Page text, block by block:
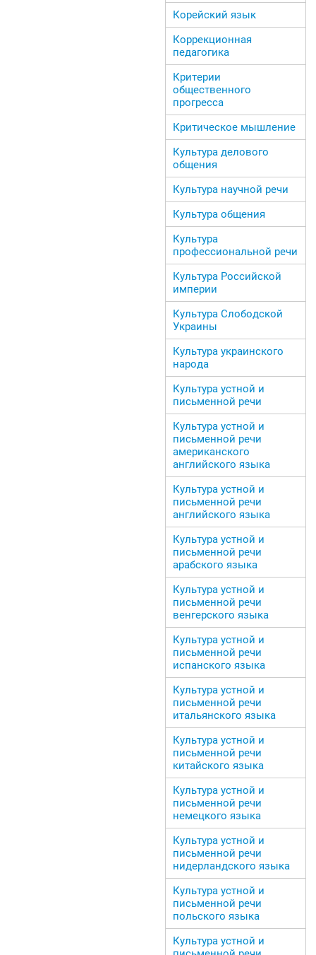
Корейский язык
Коррекционная
педагогика
Критерии
общественного
прогресса
Критическое мышление
Культура делового
общения
Культура научной речи
Культура общения
Культура
профессиональной речи
Культура Российской
империи
Культура Слободской
Украины
Культура украинского
народа
Культура устной и
письменной речи
Культура устной и
письменной речи
американского
английского языка
Культура устной и
письменной речи
английского языка
Культура устной и
письменной речи
арабского языка
Культура устной и
письменной речи
венгерского языка
Культура устной и
письменной речи
испанского языка
Культура устной и
письменной речи
итальянского языка
Культура устной и
письменной речи
китайского языка
Культура устной и
письменной речи
немецкого языка
Культура устной и
письменной речи
нидерландского языка
Культура устной и
письменной речи
польского языка
Культура устной и